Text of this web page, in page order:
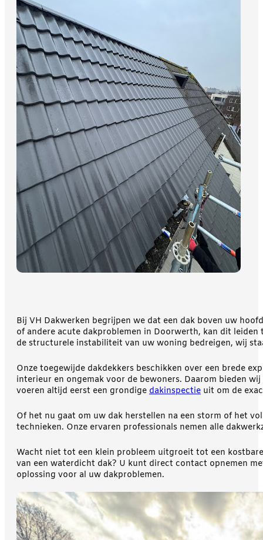
Bij VH Dakwerken begrijpen we dat een dak boven uw
of andere acute dakproblemen in Doorwerth, kan dit
de structurele instabiliteit van uw woning bedreigen, wij
Onze toegewijde dakdekkers beschikken over een brede
interieur en ongemak voor de bewoners. Daarom bieden
voeren altijd eerst een grondige dakinspectie uit om de
Of het nu gaat om uw dak herstellen na een storm of het
technieken. Onze ervaren professionals nemen alle
Wacht niet tot een klein probleem uitgroeit tot een
van een waterdicht dak? U kunt direct contact opnemen
oplossing voor al uw dakproblemen.